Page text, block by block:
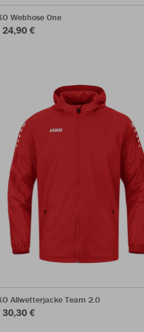
Webhose One
24,90 €
Allwetterjacke Team 2.0
30,30 €